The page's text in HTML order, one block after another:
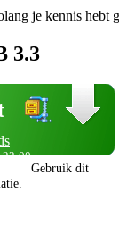
je kennis hebt
3.3
23:00
Gebruik dit